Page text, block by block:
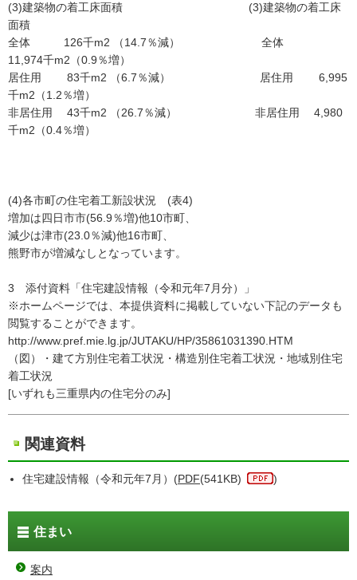
(3)建築物の着工床面積 (3)建築物の着工床
面積
全体 126千m2 （14.7％減） 全体
11,974千m2（0.9％増）
居住用 83千m2 （6.7％減） 居住用 6,995
千m2（1.2％増）
非居住用 43千m2 （26.7％減） 非居住用 4,980
千m2（0.4％増）
(4)各市町の住宅着工新設状況 (表4)
増加は四日市市(56.9％増)他10市町、
減少は津市(23.0％減)他16市町、
熊野市が増減なしとなっています。
3 添付資料「住宅建設情報（令和元年7月分）」
※ホームページでは、本提供資料に掲載していない下記のデータも
閲覧することができます。
http://www.pref.mie.lg.jp/JUTAKU/HP/35861031390.HTM
（図）・建て方別住宅着工状況・構造別住宅着工状況・地域別住宅
着工状況
[いずれも三重県内の住宅分のみ]
関連資料
住宅建設情報（令和元年7月）(PDF(541KB) )
住まい
案内